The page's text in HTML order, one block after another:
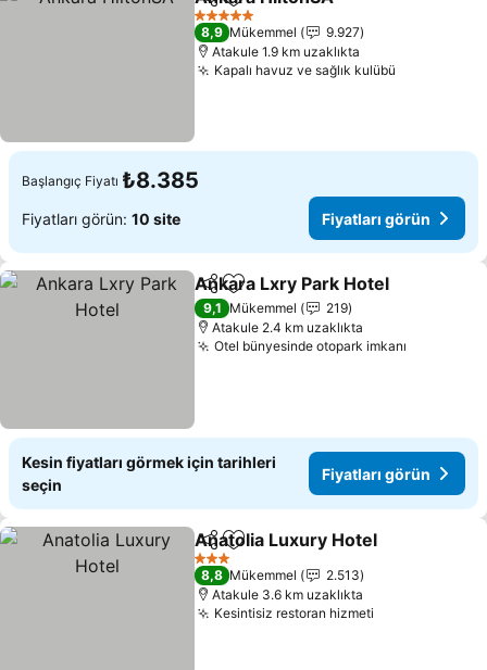
PaylaşFavorilerime ekle
5 Yıldız
8,9 Mükemmel
9.927
Atakule 1.9 km uzaklıkta
Kapalı havuz ve sağlık kulübü
Başlangıç Fiyatı ₺8.385
Fiyatları görün: 10 site Fiyatları görün
PaylaşFavorilerime ekle
Ankara Lxry Park Hotel
9,1 Mükemmel
219
Atakule 2.4 km uzaklıkta
Otel bünyesinde otopark imkanı
Kesin fiyatları görmek için tarihleri
seçin
Fiyatları görün
PaylaşFavorilerime ekle
Anatolia Luxury Hotel
3 Yıldız
8,8 Mükemmel
2.513
Atakule 3.6 km uzaklıkta
Kesintisiz restoran hizmeti